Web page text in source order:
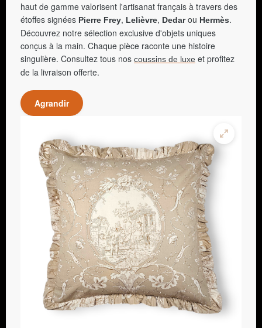
haut de gamme valorisent l'artisanat français à travers des
étoffes signées Pierre Frey, Lelièvre, Dedarou Hermès.
Découvrez notre sélection exclusive d'objets uniques
conçus à la main. Chaque pièce raconte une histoire
singulière. Consultez tous nos coussins de luxe et profitez
de la livraison offerte.
Agrandir